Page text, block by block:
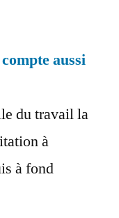
aussi
du travail la
à
à fond